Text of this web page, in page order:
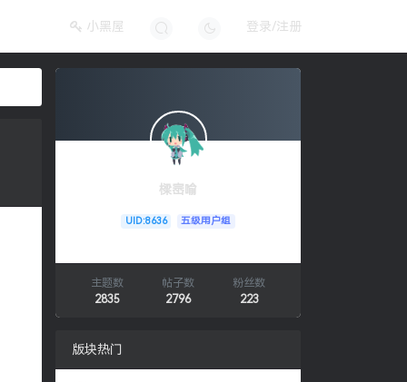
小黑屋 登录/注册
樑崈喻
UID:8636 五级用户组
主题数
2835
帖子数
2796
粉丝数
223
版块热门